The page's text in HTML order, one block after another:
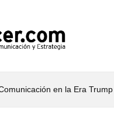
en la Era Trump